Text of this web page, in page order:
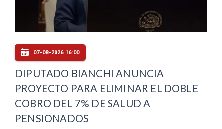
07-08-2026 16:00
DIPUTADO BIANCHI ANUNCIA
PROYECTO PARA ELIMINAR EL DOBLE
COBRO DEL 7% DE SALUD A
PENSIONADOS